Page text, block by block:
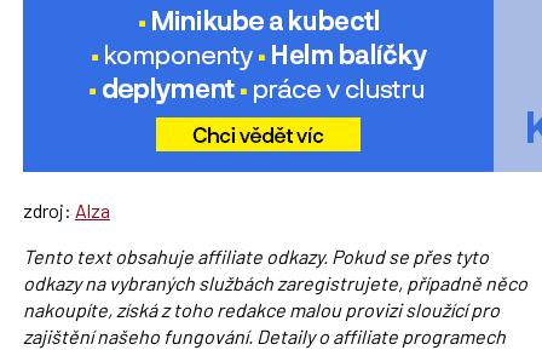
zdroj: Alza
Tento text obsahuje affiliate odkazy. Pokud se přes tyto
odkazy na vybraných službách zaregistrujete, případně něco
nakoupíte, získá z toho redakce malou provizi sloužící pro
zajištění našeho fungování. Detaily o affiliate programech